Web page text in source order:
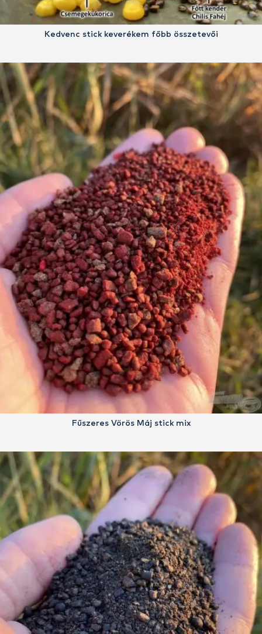
Kedvenc stick keverékem főbb összetevői
Fűszeres Vörös Máj stick mix